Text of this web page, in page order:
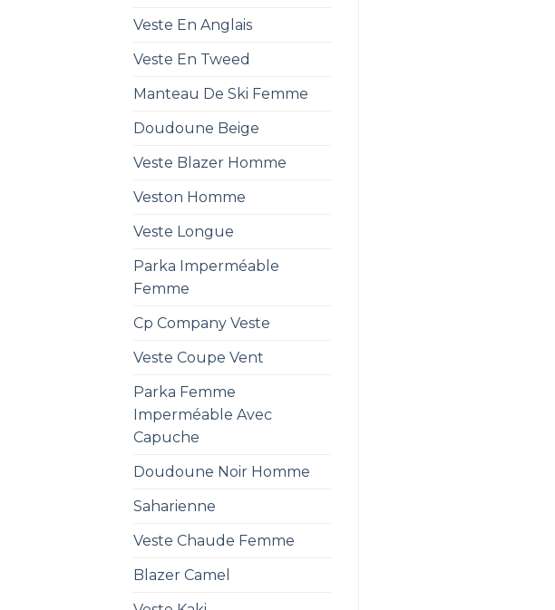
Veste En Anglais
Veste En Tweed
Manteau De Ski Femme
Doudoune Beige
Veste Blazer Homme
Veston Homme
Veste Longue
Parka Imperméable
Femme
Cp Company Veste
Veste Coupe Vent
Parka Femme
Imperméable Avec
Capuche
Doudoune Noir Homme
Saharienne
Veste Chaude Femme
Blazer Camel